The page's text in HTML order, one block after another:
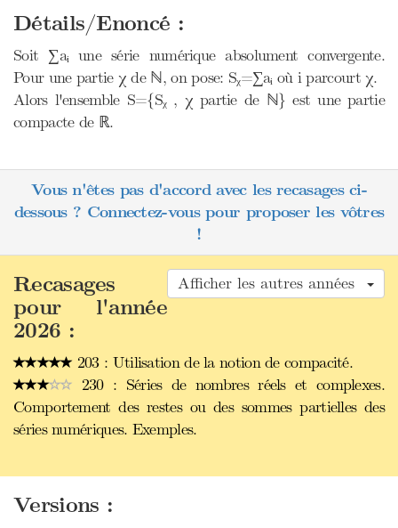
Détails/Enoncé :
Soit ∑aᵢ une série numérique absolument convergente.
Pour une partie χ de ℕ, on pose: Sᵪ=∑aᵢ où i parcourt χ.
Alors l'ensemble S={Sᵪ , χ partie de ℕ} est une partie
compacte de ℝ.
Vous n'êtes pas d'accord avec les recasages ci-
dessous ? Connectez-vous pour proposer les vôtres
!
Afficher les autres années
Recasages
pour l'année
2026 :
203 : Utilisation de la notion de compacité.
230 : Séries de nombres réels et complexes.
Comportement des restes ou des sommes partielles des
séries numériques. Exemples.
Versions :